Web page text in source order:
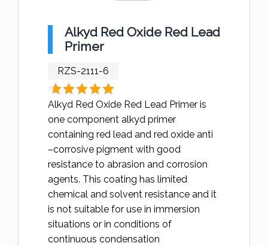
Alkyd Red Oxide Red Lead
Primer
RZS-2111-6
Alkyd Red Oxide Red Lead Primer is
one component alkyd primer
containing red lead and red oxide anti
–corrosive pigment with good
resistance to abrasion and corrosion
agents. This coating has limited
chemical and solvent resistance and it
is not suitable for use in immersion
situations or in conditions of
continuous condensation